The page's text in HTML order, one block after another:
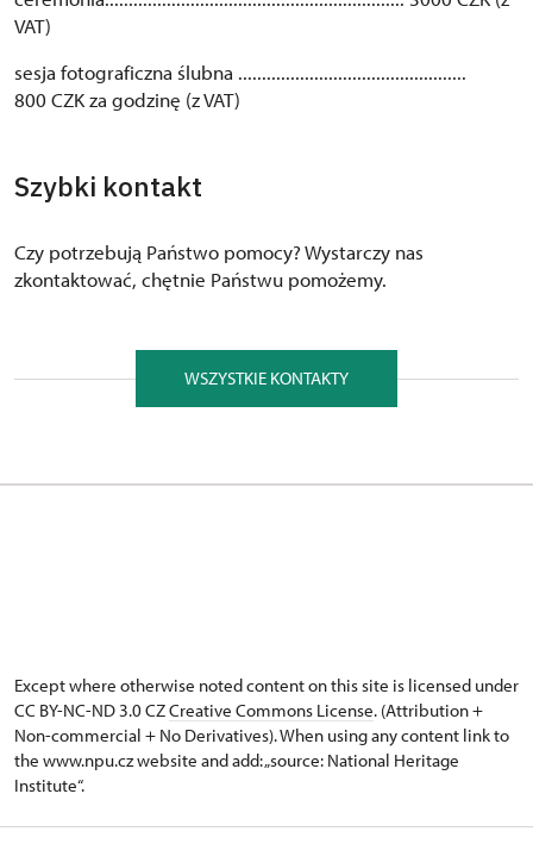
VAT)
sesja fotograficzna ślubna ................................................
800 CZK za godzinę (z VAT)
Szybki kontakt
Czy potrzebują Państwo pomocy? Wystarczy nas
zkontaktować, chętnie Państwu pomożemy.
WSZYSTKIE KONTAKTY
Except where otherwise noted content on this site is licensed under
CC BY-NC-ND 3.0 CZCreative Commons License. (Attribution +
Non-commercial + No Derivatives). When using any content link to
the www.npu.cz website and add: „source: National Heritage
Institute“.